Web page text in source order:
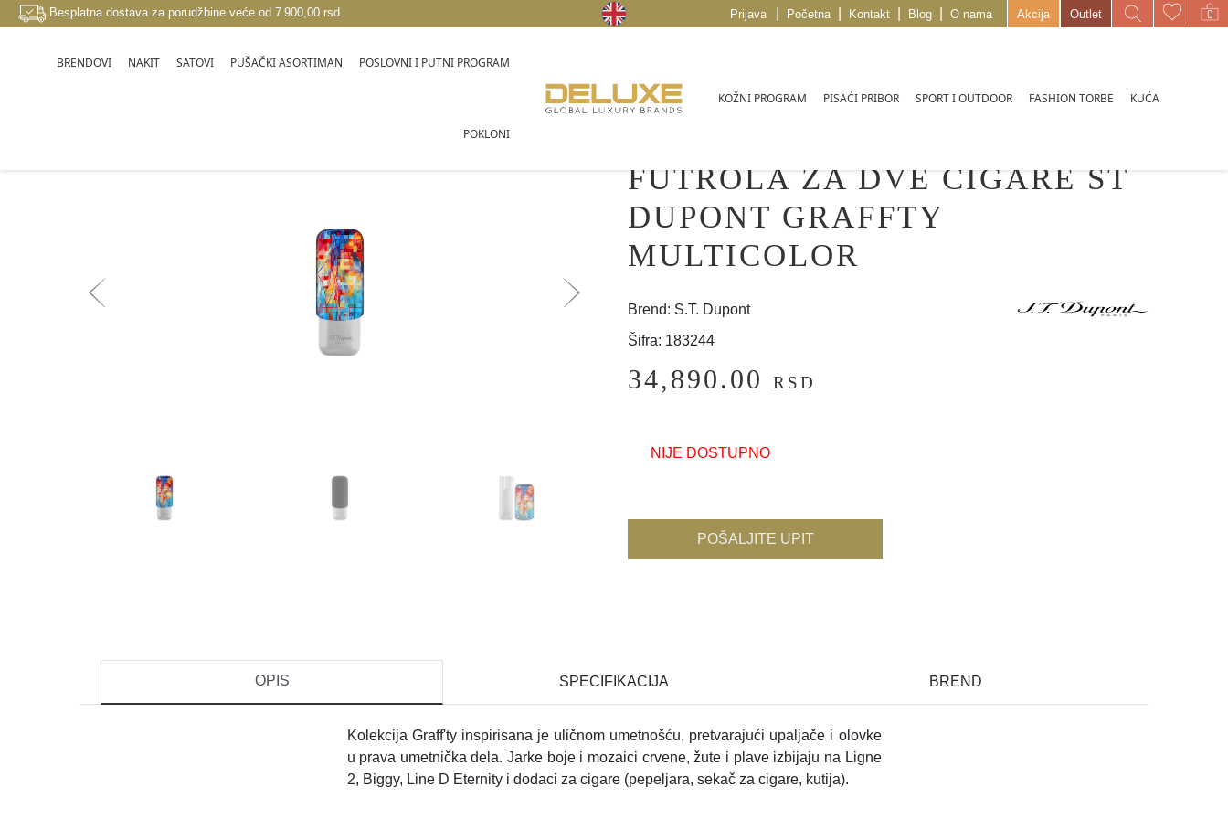
Besplatna dostava za porudžbine veće od 7 900,00 rsd Prijava Početna Kontakt Blog O nama Akcija Outlet
BRENDOVI NAKIT SATOVI PUŠAČKI ASORTIMAN POSLOVNI I PUTNI PROGRAM
POKLONI
KOŽNI PROGRAM PISAĆI PRIBOR SPORT I OUTDOOR FASHION TORBE KUĆA
FUTROLA ZA DVE CIGARE ST
DUPONT GRAFFTY
MULTICOLOR
Brend: S.T. Dupont
Šifra: 183244
34,890.00 RSD
NIJE DOSTUPNO
POŠALJITE UPIT
OPIS SPECIFIKACIJA BREND
Kolekcija Graff'ty inspirisana je uličnom umetnošću, pretvarajući upaljače i olovke
u prava umetnička dela. Jarke boje i mozaici crvene, žute i plave izbijaju na Ligne
2, Biggy, Line D Eternity i dodaci za cigare (pepeljara, sekač za cigare, kutija).